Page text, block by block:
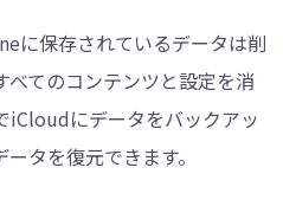
に保存されているデータは削
てのコンテンツと設定を消
iCloudにデータをバックアッ
タを復元できます。